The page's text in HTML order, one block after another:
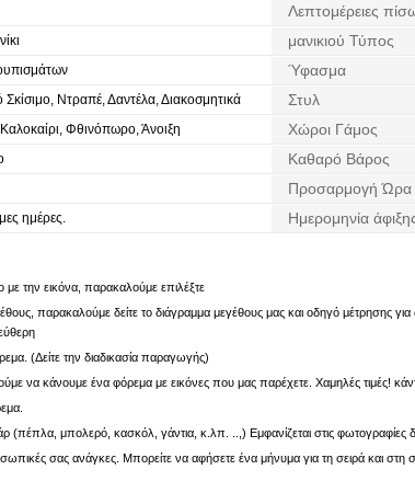
Λεπτομέρειες
μανικιού Τύπος
Ύφασμα
Ντραπέ, Δαντέλα, Διακοσμητικά
Στυλ
Φθινόπωρο, Άνοιξη Χώροι Γάμος
Καθαρό Βάρος
Προσαρμογή Ώρα
ημέρες. Ημερομηνία
με την εικόνα, παρακαλούμε επιλέξτε
παρακαλούμε δείτε το διάγραμμα μεγέθους μας και οδηγό μέτρησης για
(Δείτε την διαδικασία παραγωγής)
να κάνουμε ένα φόρεμα με εικόνες που μας παρέχετε. Χαμηλές τιμές!
(πέπλα, μπολερό, κασκόλ, γάντια, κ.λπ. ..,) Εμφανίζεται στις φωτογραφίες
σας ανάγκες. Μπορείτε να αφήσετε ένα μήνυμα για τη σειρά και στη